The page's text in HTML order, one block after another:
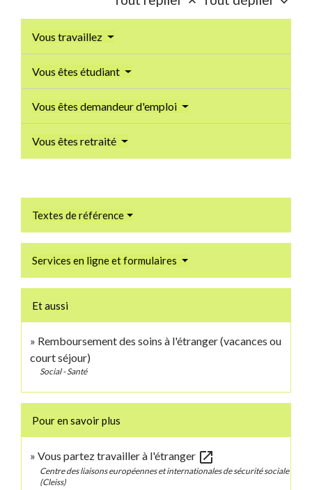
Vous travaillez
Vous êtes étudiant
Vous êtes demandeur d'emploi
Vous êtes retraité
Textes de référence
Services en ligne et formulaires
Et aussi
Remboursement des soins à l'étranger (vacances ou
court séjour)
Social - Santé
Pour en savoir plus
Vous partez travailler à l'étranger open_in_new
Centre des liaisons européennes et internationales de sécurité sociale
(Cleiss)